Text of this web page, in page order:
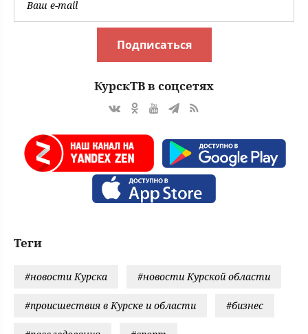
Подписаться
КурскТВ в соцсетях
Теги
#новости Курска #новости Курской области
#происшествия в Курске и области #бизнес